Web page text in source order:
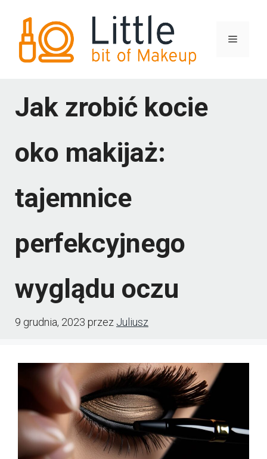
Menu
Jak zrobić kocie
oko makijaż:
tajemnice
perfekcyjnego
wyglądu oczu
9 grudnia, 2023 przez Juliusz